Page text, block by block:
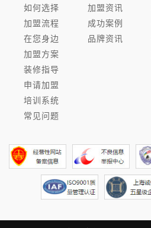
如何选择
加盟流程
在您身边
加盟方案
装修指导
申请加盟
培训系统
常见问题
加盟资讯
成功案例
品牌资讯